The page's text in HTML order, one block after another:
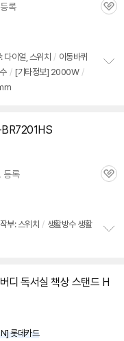
록
관
다이얼, 스위치 / 이동바퀴
/ [기타정보] 2000W /
등록
관
부:스위치 / 생활방수 생활
치
디 독서실 책상 스탠드 H
롯데카드